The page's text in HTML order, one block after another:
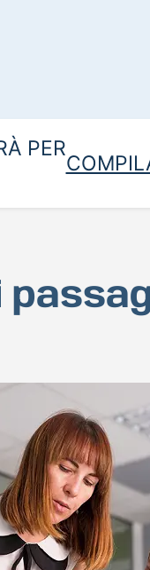
PER